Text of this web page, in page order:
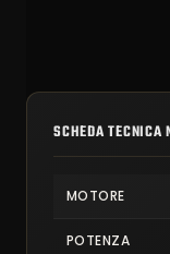
SCHEDA TECNICA
MOTORE
POTENZA